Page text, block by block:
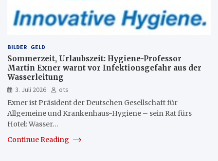
BILDER GELD
Sommerzeit, Urlaubszeit: Hygiene-Professor
Martin Exner warnt vor Infektionsgefahr aus der
Wasserleitung
3. Juli 2026
ots
Exner ist Präsident der Deutschen Gesellschaft für
Allgemeine und Krankenhaus-Hygiene – sein Rat fürs
Hotel: Wasser…
Continue Reading